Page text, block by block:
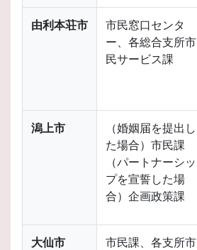
由利本荘市
市民窓口センタ
ー、各総合支所市
民サービス課
潟上市
（婚姻届を提出し
た場合）市民課
（パートナーシッ
プを宣誓した場
合）企画政策課
大仙市
市民課、各支所市